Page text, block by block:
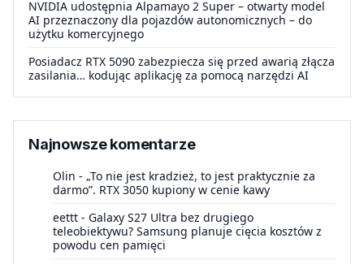
NVIDIA udostępnia Alpamayo 2 Super – otwarty model
AI przeznaczony dla pojazdów autonomicznych – do
użytku komercyjnego
Posiadacz RTX 5090 zabezpiecza się przed awarią złącza
zasilania… kodując aplikację za pomocą narzędzi AI
Najnowsze komentarze
Olin - „To nie jest kradzież, to jest praktycznie za
darmo”. RTX 3050 kupiony w cenie kawy
eettt - Galaxy S27 Ultra bez drugiego
teleobiektywu? Samsung planuje cięcia kosztów z
powodu cen pamięci